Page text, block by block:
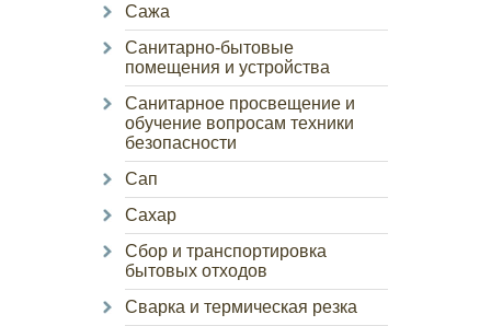
Сажа
Санитарно-бытовые
помещения и устройства
Санитарное просвещение и
обучение вопросам техники
безопасности
Сап
Сахар
Сбор и транспортировка
бытовых отходов
Сварка и термическая резка